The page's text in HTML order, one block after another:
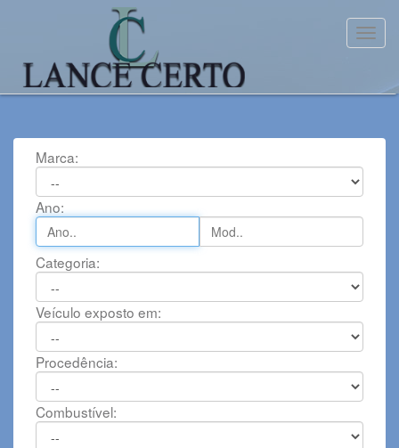
Marca:
Ano:
Categoria:
Veículo exposto em:
Procedência:
Combustível: